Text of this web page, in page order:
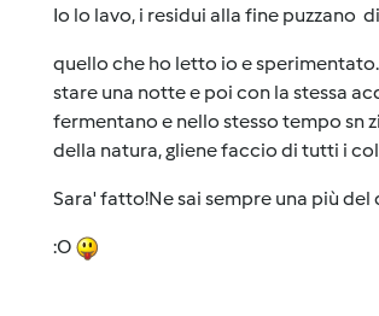
Io lo lavo, i residui alla fine puzzano
quello che ho letto io e
stare una notte e poi con la stessa
fermentano e nello stesso tempo sn
della natura, gliene faccio di tutti i
Sara' fatto!Ne sai sempre una più
:O